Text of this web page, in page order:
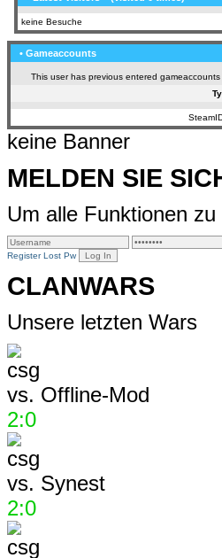
keine Besuche
• Gameaccounts
This user has previous entered
keine Banner
MELDEN SIE
Um alle Funktionen zu
Register Lost Pw
CLANWARS
Unsere letzten Wars
vs. Offline-Mod
2:0
vs. Synest
2:0